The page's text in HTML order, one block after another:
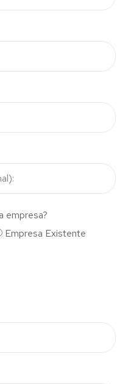
empresa?
Empresa Existente